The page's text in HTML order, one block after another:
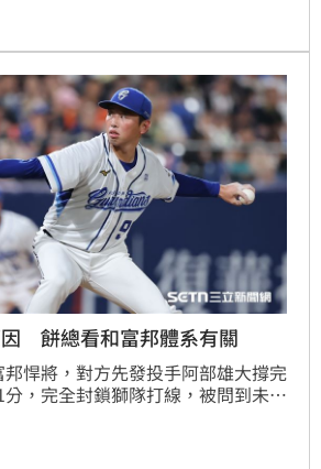
，直呼現在的狀況只能算是正常發
餅總看和富邦體系有關
悍將，對方先發投手阿部雄大撐完
，完全封鎖獅隊打線，被問到未來
會成為趨勢，單純就是和富邦團隊